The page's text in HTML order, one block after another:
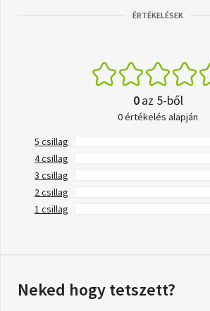
ÉRTÉKELÉSEK
0az 5-ből
0 értékelés alapján
5 csillag
4 csillag
3 csillag
2 csillag
1 csillag
Neked hogy tetszett?